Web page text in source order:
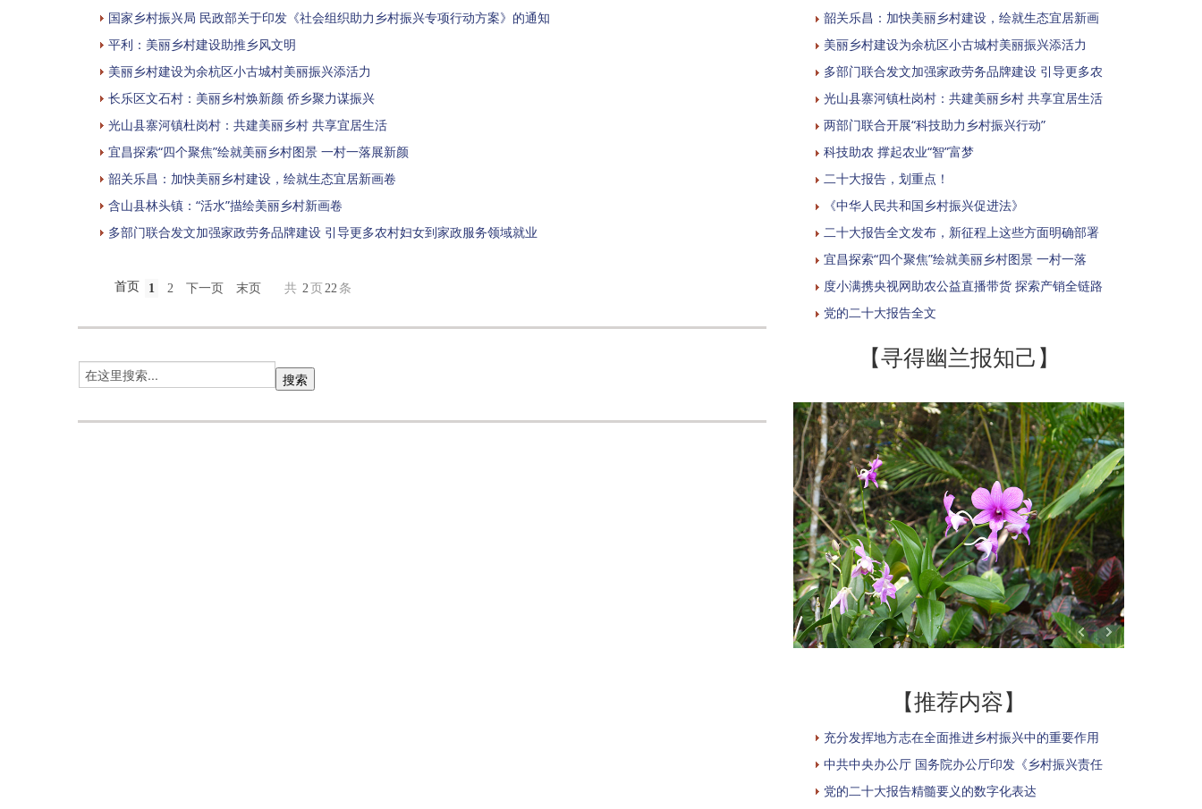
国家乡村振兴局 民政部关于印发《社会组织助力乡村振兴专项行动方案》的通知
平利：美丽乡村建设助推乡风文明
美丽乡村建设为余杭区小古城村美丽振兴添活力
长乐区文石村：美丽乡村焕新颜 侨乡聚力谋振兴
光山县寨河镇杜岗村：共建美丽乡村 共享宜居生活
宜昌探索“四个聚焦”绘就美丽乡村图景 一村一落展新颜
韶关乐昌：加快美丽乡村建设，绘就生态宜居新画卷
含山县林头镇：“活水”描绘美丽乡村新画卷
多部门联合发文加强家政劳务品牌建设 引导更多农村妇女到家政服务领域就业
首页 1 2 下一页 末页 共 2 页 22 条
韶关乐昌：加快美丽乡村建设，绘就生态宜居新画
美丽乡村建设为余杭区小古城村美丽振兴添活力
多部门联合发文加强家政劳务品牌建设 引导更多农
光山县寨河镇杜岗村：共建美丽乡村 共享宜居生活
两部门联合开展“科技助力乡村振兴行动”
科技助农 撑起农业“智”富梦
二十大报告，划重点！
《中华人民共和国乡村振兴促进法》
二十大报告全文发布，新征程上这些方面明确部署
宜昌探索“四个聚焦”绘就美丽乡村图景 一村一落
度小满携央视网助农公益直播带货 探索产销全链路
党的二十大报告全文
【寻得幽兰报知己】
【推荐内容】
充分发挥地方志在全面推进乡村振兴中的重要作用
中共中央办公厅 国务院办公厅印发《乡村振兴责任
党的二十大报告精髓要义的数字化表达